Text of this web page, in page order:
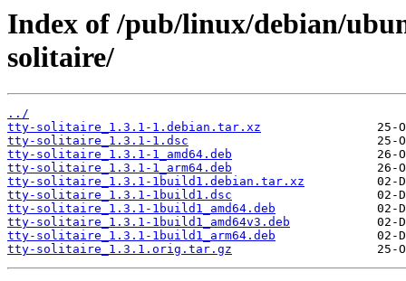
Index of /pub/linux/debian/
solitaire/
../
tty-solitaire_1.3.1-1.debian.tar.xz
tty-solitaire_1.3.1-1.dsc
tty-solitaire_1.3.1-1_amd64.deb
tty-solitaire_1.3.1-1_arm64.deb
tty-solitaire_1.3.1-1build1.debian.tar.xz
tty-solitaire_1.3.1-1build1.dsc
tty-solitaire_1.3.1-1build1_amd64.deb
tty-solitaire_1.3.1-1build1_amd64v3.deb
tty-solitaire_1.3.1-1build1_arm64.deb
tty-solitaire_1.3.1.orig.tar.gz